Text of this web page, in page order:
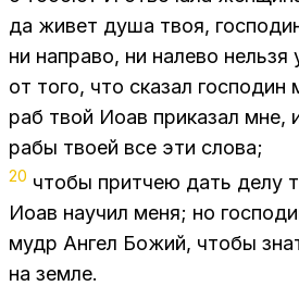
да жи­вет душа твоя,
ни на­пра­во, ни на­ле­во нель­зя
от того, что ска­зал
раб твой Иоав при­ка­зал мне,
рабы тво­ей все эти сло­ва;
20 что­бы прит­чею дать делу
Иоав на­учил меня; но
мудр Ан­гел Бо­жий, что­бы
на зем­ле.